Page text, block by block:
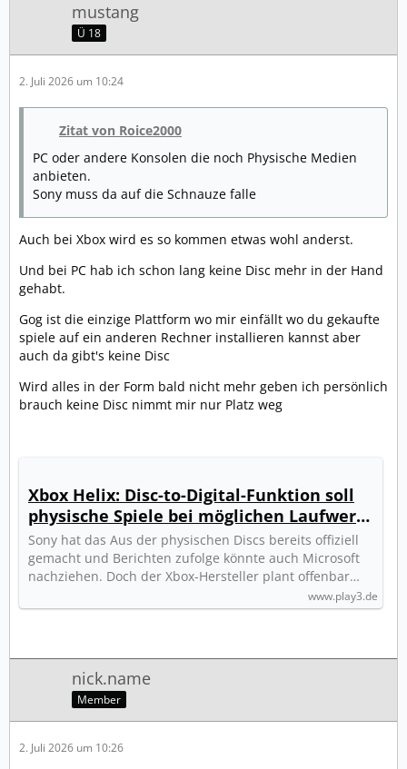
mustang
Ü 18
2. Juli 2026 um 10:24
Zitat von Roice2000
PC oder andere Konsolen die noch Physische Medien
anbieten.
Sony muss da auf die Schnauze falle
Auch bei Xbox wird es so kommen etwas wohl anderst.
Und bei PC hab ich schon lang keine Disc mehr in der Hand
gehabt.
Gog ist die einzige Plattform wo mir einfällt wo du gekaufte
spiele auf ein anderen Rechner installieren kannst aber
auch da gibt's keine Disc
Wird alles in der Form bald nicht mehr geben ich persönlich
brauch keine Disc nimmt mir nur Platz weg
Xbox Helix: Disc-to-Digital-Funktion soll
physische Spiele bei möglichen Laufwerk-
Aus retten
Sony hat das Aus der physischen Discs bereits offiziell
gemacht und Berichten zufolge könnte auch Microsoft
nachziehen. Doch der Xbox-Hersteller plant offenbar…
www.play3.de
nick.name
Member
2. Juli 2026 um 10:26